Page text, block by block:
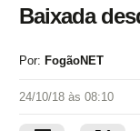
Baixada
Por: FogãoNET
24/10/18 às 08:10